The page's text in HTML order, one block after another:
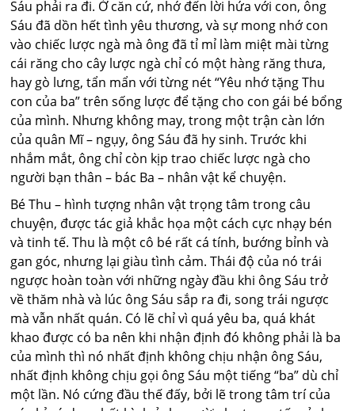
Sáu phải ra đi. Ở căn cứ, nhớ đến lời hứa với con, ông
Sáu đã dồn hết tình yêu thương, và sự mong nhớ con
vào chiếc lược ngà mà ông đã tỉ mỉ làm miệt mài từng
cái răng cho cây lược ngà chỉ có một hàng răng thưa,
hay gò lưng, tẩn mẩn với từng nét “Yêu nhớ tặng Thu
con của ba” trên sống lược để tặng cho con gái bé bổng
của mình. Nhưng không may, trong một trận càn lớn
của quân Mĩ – ngụy, ông Sáu đã hy sinh. Trước khi
nhắm mắt, ông chỉ còn kịp trao chiếc lược ngà cho
người bạn thân – bác Ba – nhân vật kể chuyện.
Bé Thu – hình tượng nhân vật trọng tâm trong câu
chuyện, được tác giả khắc họa một cách cực nhạy bén
và tinh tế. Thu là một cô bé rất cá tính, bướng bỉnh và
gan góc, nhưng lại giàu tình cảm. Thái độ của nó trái
ngược hoàn toàn với những ngày đầu khi ông Sáu trở
về thăm nhà và lúc ông Sáu sắp ra đi, song trái ngược
mà vẫn nhất quán. Có lẽ chỉ vì quá yêu ba, quá khát
khao được có ba nên khi nhận định đó không phải là ba
của mình thì nó nhất định không chịu nhận ông Sáu,
nhất định không chịu gọi ông Sáu một tiếng “ba” dù chỉ
một lần. Nó cứng đầu thế đấy, bởi lẽ trong tâm trí của